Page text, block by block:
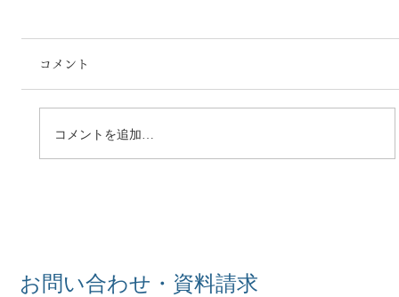
コメント
コメントを追加…
お問い合わせ・資料請求